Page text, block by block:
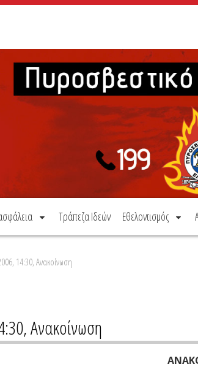
Τράπεζα Ιδεών Εθελοντισμός
14:30, Ανακοίνωση
Ανακοίνωση